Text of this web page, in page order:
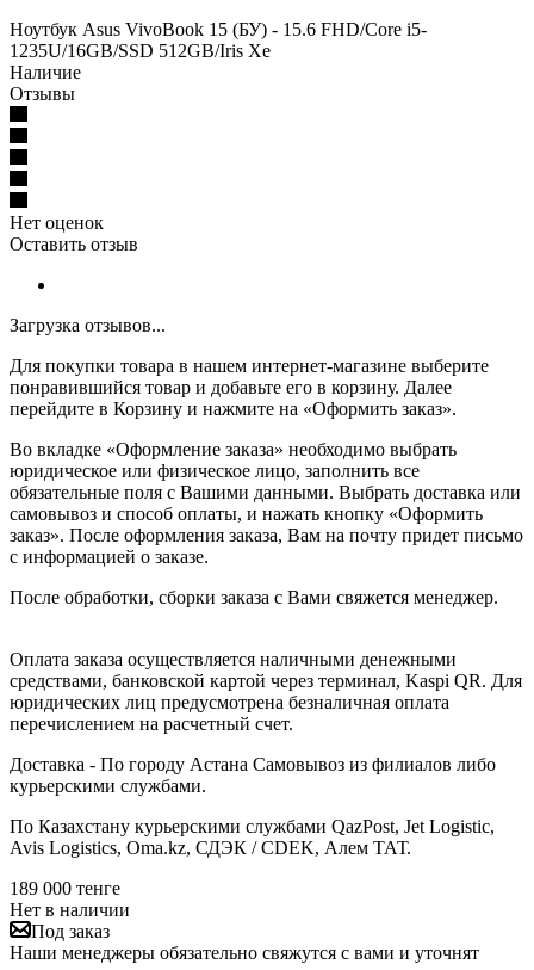
Ноутбук Asus VivoBook 15 (БУ) - 15.6 FHD/Core i5-
1235U/16GB/SSD 512GB/Iris Xe
Наличие
Отзывы
Нет оценок
Оставить отзыв
Загрузка отзывов...
Для покупки товара в нашем интернет-магазине выберите
понравившийся товар и добавьте его в корзину. Далее
перейдите в Корзину и нажмите на «Оформить заказ».
Во вкладке «Оформление заказа» необходимо выбрать
юридическое или физическое лицо, заполнить все
обязательные поля с Вашими данными. Выбрать доставка или
самовывоз и способ оплаты, и нажать кнопку «Оформить
заказ». После оформления заказа, Вам на почту придет письмо
с информацией о заказе.
После обработки, сборки заказа с Вами свяжется менеджер.
Оплата заказа осуществляется наличными денежными
средствами, банковской картой через терминал, Kaspi QR. Для
юридических лиц предусмотрена безналичная оплата
перечислением на расчетный счет.
Доставка - По городу Астана Самовывоз из филиалов либо
курьерскими службами.
По Казахстану курьерскими службами QazPost, Jet Logistic,
Avis Logistics, Oma.kz, СДЭК / CDEK, Алем ТАТ.
189 000 тенге
Нет в наличии
Под заказ
Наши менеджеры обязательно свяжутся с вами и уточнят